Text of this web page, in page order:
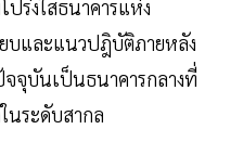
ปร่งใสธนาคารแห่ง
บและแนวปฎิบัติภายหลัง
จุบันเป็นธนาคารกลางที่
นระดับสากล